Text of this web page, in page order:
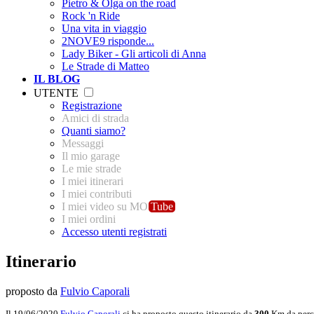
Pietro & Olga on the road
Rock 'n Ride
Una vita in viaggio
2NOVE9 risponde...
Lady Biker - Gli articoli di Anna
Le Strade di Matteo
IL BLOG
UTENTE
Registrazione
Amici di strada
Quanti siamo?
Messaggi
Il mio garage
Le mie strade
I miei itinerari
I miei contributi
I miei video su MO Tube
I miei ordini
Accesso utenti registrati
Itinerario
proposto da Fulvio Caporali